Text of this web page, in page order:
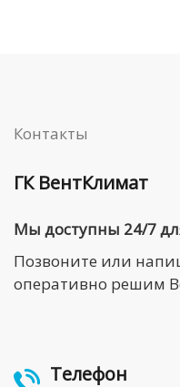
Контакты
ГК ВентКлимат
Мы доступны 24/7
Позвоните или
оперативно решим
Телефон